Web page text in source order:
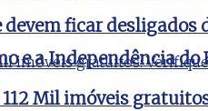
e a Independência do
devem ficar
Mil imóveis